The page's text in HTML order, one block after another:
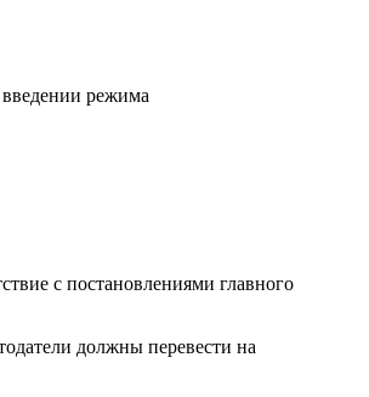
режима
с постановлениями главного
должны перевести на